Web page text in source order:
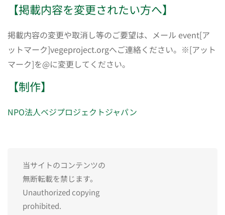
【掲載内容を変更されたい方へ】
掲載内容の変更や取消し等のご要望は、メール event[ア
ットマーク]vegeproject.orgへご連絡ください。※[アット
マーク]を@に変更してください。
【制作】
NPO法人ベジプロジェクトジャパン
当サイトのコンテンツの
無断転載を禁じます。
Unauthorized copying
prohibited.